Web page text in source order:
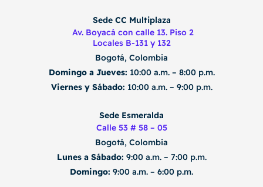
Sede CC Multiplaza
Av. Boyacá con calle 13. Piso 2
Locales B-131 y 132
Bogotá, Colombia
Domingo a Jueves: 10:00 a.m. – 8:00 p.m.
Viernes y Sábado: 10:00 a.m. – 9:00 p.m.
Sede Esmeralda
Calle 53 # 58 – 05
Bogotá, Colombia
Lunes a Sábado: 9:00 a.m. – 7:00 p.m.
Domingo: 9:00 a.m. – 6:00 p.m.